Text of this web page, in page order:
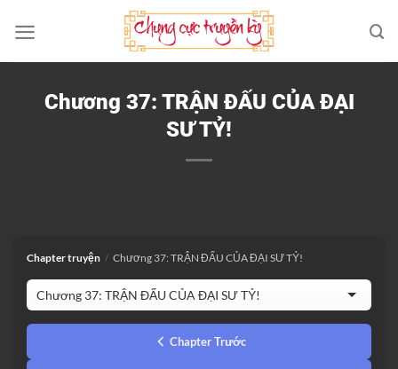
qua
nội
Chương 37: TRẬN ĐẤU CỦA ĐẠI
SƯ TỶ!
Chapter truyện / Chương 37: TRẬN ĐẤU CỦA ĐẠI SƯ TỶ!
Chapter Trước